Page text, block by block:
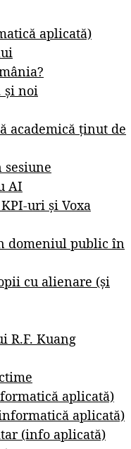
aplicată)
și noi
academică ținut de
sesiune
AI
uri și Voxa
domeniul public în
cu alienare (și
R.F. Kuang
aplicată)
aplicată)
(info aplicată)